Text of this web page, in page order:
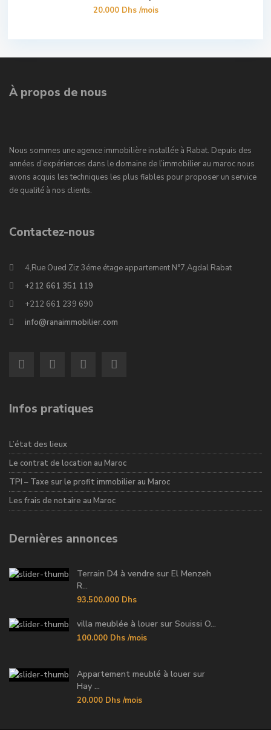
20.000 Dhs/mois
À propos de nous
Nous sommes une agence immobilière installée à Rabat. Depuis des
années d’expériences dans le domaine de l’immobilier au maroc nous
avons acquis les techniques les plus fiables pour proposer un service
de qualité à nos clients.
Contactez-nous
4,Rue Oued Ziz 3éme étage appartement N°7,Agdal Rabat
+212 661 351 119
+212 661 239 690
info@ranaimmobilier.com
Infos pratiques
L’état des lieux
Le contrat de location au Maroc
TPI – Taxe sur le profit immobilier au Maroc
Les frais de notaire au Maroc
Dernières annonces
Terrain D4 à vendre sur El Menzeh
R...
93.500.000 Dhs
villa meublée à louer sur Souissi O...
100.000 Dhs /mois
Appartement meublé à louer sur
Hay ...
20.000 Dhs /mois